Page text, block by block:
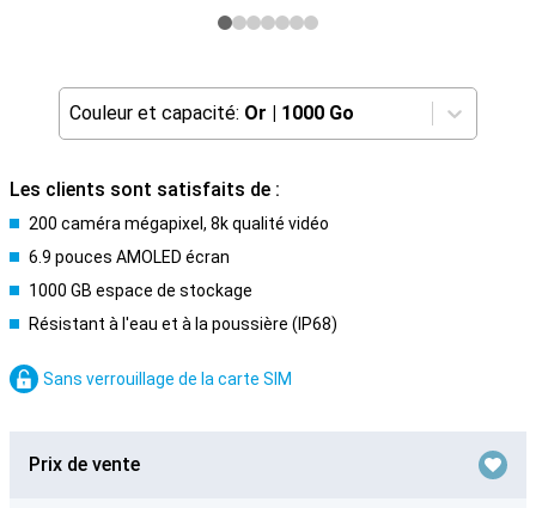
Couleur et capacité: Or | 1000 Go
Les clients sont satisfaits de :
200 caméra mégapixel, 8k qualité vidéo
6.9 pouces AMOLED écran
1000 GB espace de stockage
Résistant à l'eau et à la poussière (IP68)
Sans verrouillage de la carte SIM
Prix de vente